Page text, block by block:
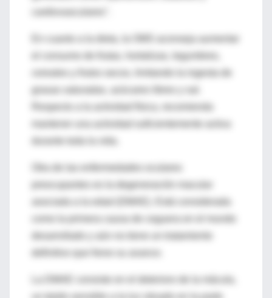
el consumo de frutas, hortalizas, legumbres,
cereales y frutos secos, limitando la ingesta de
preocupantes es la degeneración macular
como la primera causa de ceguera en el mundo